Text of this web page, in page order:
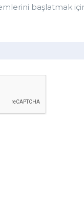
başlatmak